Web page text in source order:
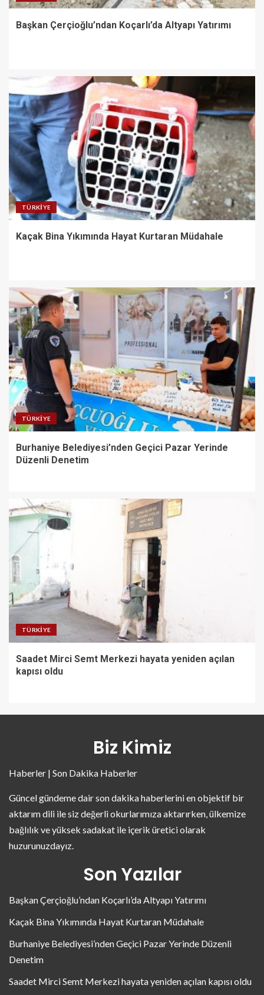
Başkan Çerçioğlu’ndan Koçarlı’da Altyapı Yatırımı
TÜRKIYE
Kaçak Bina Yıkımında Hayat Kurtaran Müdahale
TÜRKIYE
Burhaniye Belediyesi’nden Geçici Pazar Yerinde
Düzenli Denetim
TÜRKIYE
Saadet Mirci Semt Merkezi hayata yeniden açılan
kapısı oldu
Biz Kimiz
Haberler | Son Dakika Haberler
Güncel gündeme dair son dakika haberlerini en objektif bir
aktarım dili ile siz değerli okurlarımıza aktarırken, ülkemize
bağlılık ve yüksek sadakat ile içerik üretici olarak
huzurunuzdayız.
Son Yazılar
Başkan Çerçioğlu’ndan Koçarlı’da Altyapı Yatırımı
Kaçak Bina Yıkımında Hayat Kurtaran Müdahale
Burhaniye Belediyesi’nden Geçici Pazar Yerinde Düzenli
Denetim
Saadet Mirci Semt Merkezi hayata yeniden açılan kapısı oldu